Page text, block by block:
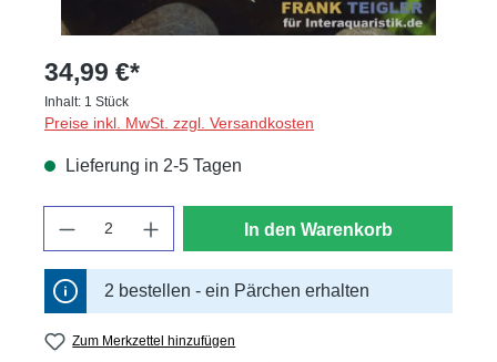
34,99 €*
Inhalt: 1 Stück
Preise inkl. MwSt. zzgl. Versandkosten
Lieferung in 2-5 Tagen
In den Warenkorb
2 bestellen - ein Pärchen erhalten
Zum Merkzettel hinzufügen